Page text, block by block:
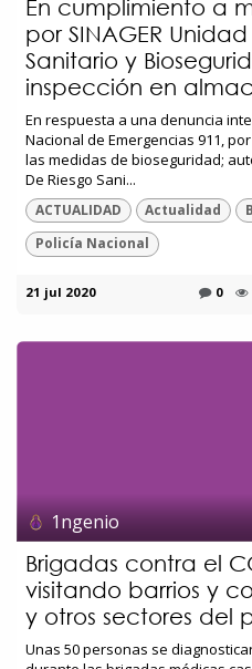
En cumplimiento a
por SINAGER
Sanitario y
inspección en
En respuesta a una denuncia
Nacional de Emergencias 911,
las medidas de bioseguridad;
De Riesgo Sani...
ACTUALIDAD Actualidad
Policía Nacional
21 jul 2020 0
1ngenio
Brigadas contra el
visitando barrios y
y otros sectores del
Unas 50 personas se